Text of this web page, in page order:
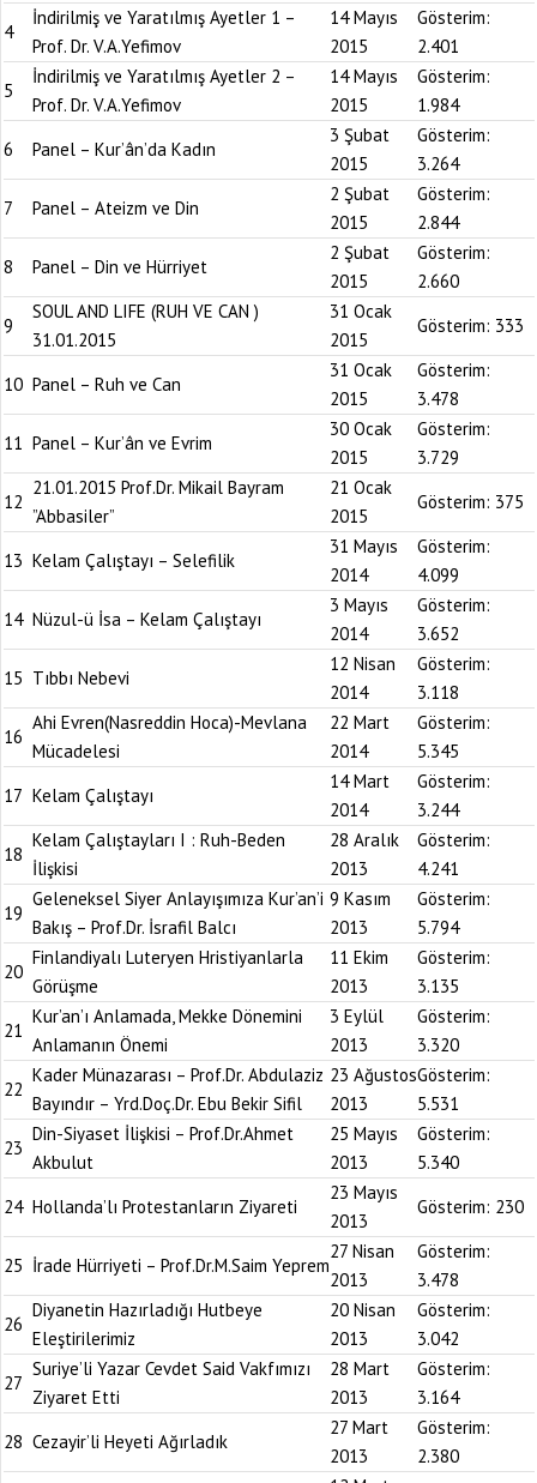
4
İndirilmiş ve Yaratılmış Ayetler 1 –
Prof. Dr. V.A.Yefimov
14 Mayıs
2015
Gösterim:
2.401
5
İndirilmiş ve Yaratılmış Ayetler 2 –
Prof. Dr. V.A.Yefimov
14 Mayıs
2015
Gösterim:
1.984
6
Panel – Kur’ân’da Kadın
3 Şubat
2015
Gösterim:
3.264
7
Panel – Ateizm ve Din
2 Şubat
2015
Gösterim:
2.844
8
Panel – Din ve Hürriyet
2 Şubat
2015
Gösterim:
2.660
9
SOUL AND LIFE (RUH VE CAN )
31.01.2015
31 Ocak
2015
Gösterim: 333
10 Panel – Ruh ve Can
31 Ocak
2015
Gösterim:
3.478
11 Panel – Kur’ân ve Evrim
30 Ocak
2015
Gösterim:
3.729
12
21.01.2015 Prof.Dr. Mikail Bayram
”Abbasiler”
21 Ocak
2015
Gösterim: 375
13 Kelam Çalıştayı – Selefilik
31 Mayıs
2014
Gösterim:
4.099
14 Nüzul-ü İsa – Kelam Çalıştayı
3 Mayıs
2014
Gösterim:
3.652
15 Tıbbı Nebevi
12 Nisan
2014
Gösterim:
3.118
16
Ahi Evren(Nasreddin Hoca)-Mevlana
Mücadelesi
22 Mart
2014
Gösterim:
5.345
17 Kelam Çalıştayı
14 Mart
2014
Gösterim:
3.244
18
Kelam Çalıştayları I : Ruh-Beden
İlişkisi
28 Aralık
2013
Gösterim:
4.241
19
Geleneksel Siyer Anlayışımıza Kur’an’i
Bakış – Prof.Dr. İsrafil Balcı
9 Kasım
2013
Gösterim:
5.794
20
Finlandiyalı Luteryen Hristiyanlarla
Görüşme
11 Ekim
2013
Gösterim:
3.135
21
Kur’an’ı Anlamada, Mekke Dönemini
Anlamanın Önemi
3 Eylül
2013
Gösterim:
3.320
22
Kader Münazarası – Prof.Dr. Abdulaziz
Bayındır – Yrd.Doç.Dr. Ebu Bekir Sifil
23 Ağustos
2013
Gösterim:
5.531
23
Din-Siyaset İlişkisi – Prof.Dr.Ahmet
Akbulut
25 Mayıs
2013
Gösterim:
5.340
24 Hollanda’lı Protestanların Ziyareti
23 Mayıs
2013
Gösterim: 230
25 İrade Hürriyeti – Prof.Dr.M.Saim Yeprem
27 Nisan
2013
Gösterim:
3.478
26
Diyanetin Hazırladığı Hutbeye
Eleştirilerimiz
20 Nisan
2013
Gösterim:
3.042
27
Suriye’li Yazar Cevdet Said Vakfımızı
Ziyaret Etti
28 Mart
2013
Gösterim:
3.164
28 Cezayir’li Heyeti Ağırladık
27 Mart
2013
Gösterim:
2.380